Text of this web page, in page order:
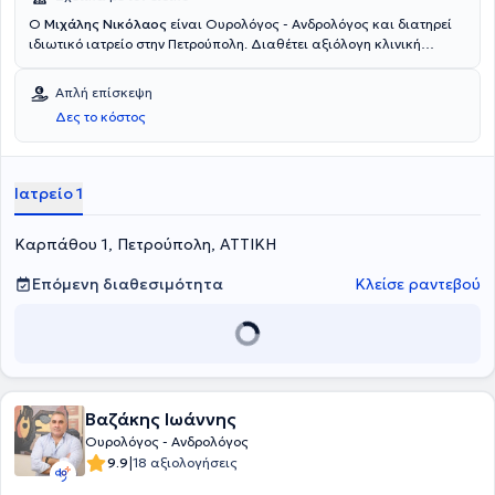
Ο Μιχάλης Νικόλαος είναι Ουρολόγος - Ανδρολόγος και διατηρεί
ιδιωτικό ιατρείο στην Πετρούπολη. Διαθέτει αξιόλογη κλινική
συναπτά έτη στο Metropolitan Hospital. Τέλος, είναι μέλος της
Ελληνικής Ουρολογικής Εταιρείας.
Απλή επίσκεψη
Δες το κόστος
Ιατρείο 1
Καρπάθου 1, Πετρούπολη, ΑΤΤΙΚΗ
Επόμενη διαθεσιμότητα
Κλείσε ραντεβού
Βαζάκης Ιωάννης
Ουρολόγος - Ανδρολόγος
9.9|18 αξιολογήσεις